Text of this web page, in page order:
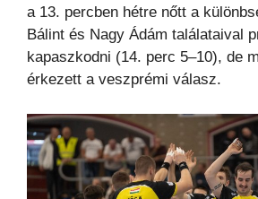
a 13. percben hétre nőtt a
Bálint és Nagy Ádám találataival
kapaszkodni (14. perc 5–10), de
érkezett a veszprémi válasz.